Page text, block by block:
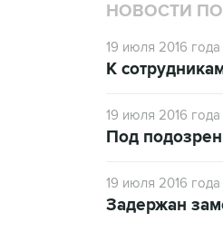
НОВОСТИ ПО
19 июля 2016 года
К
19 июля 2016 года
Под
19 июля 2016 года
Задержан